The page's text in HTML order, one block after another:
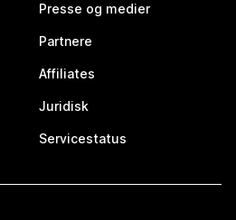
Presse og medier
Partnere
Affiliates
Juridisk
Servicestatus